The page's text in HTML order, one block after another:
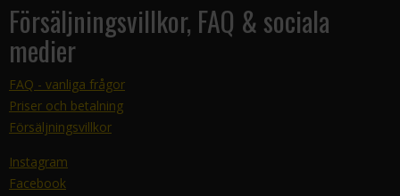
Försäljningsvillkor, FAQ & sociala
medier
FAQ - vanliga frågor
Priser och betalning
Försäljningsvillkor
Instagram
Facebook